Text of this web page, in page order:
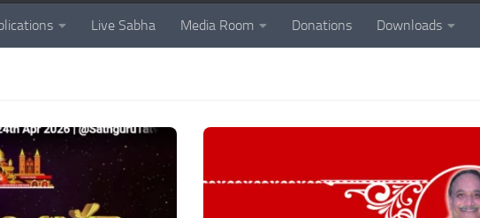
Live Sabha Media Room Donations Downloads